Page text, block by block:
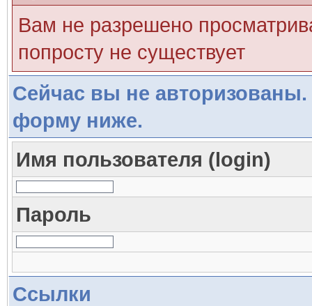
Вам не разрешено
попросту не существует
Сейчас вы не авторизованы.
форму ниже.
Имя пользователя (login)
Пароль
Ссылки